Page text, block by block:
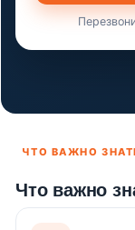
ЧТО ВАЖНО
Что важно